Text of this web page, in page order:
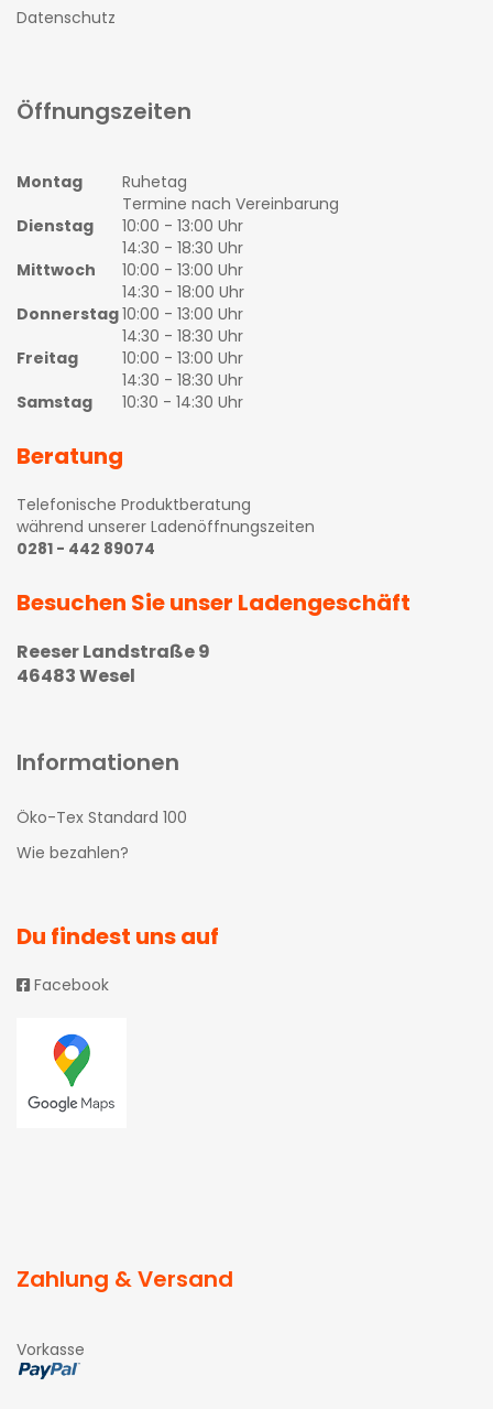
Datenschutz
Öffnungszeiten
Montag
Ruhetag
Termine nach Vereinbarung
Dienstag
10:00 - 13:00 Uhr
14:30 - 18:30 Uhr
Mittwoch
10:00 - 13:00 Uhr
14:30 - 18:00 Uhr
Donnerstag10:00 - 13:00 Uhr
14:30 - 18:30 Uhr
Freitag
10:00 - 13:00 Uhr
14:30 - 18:30 Uhr
Samstag
10:30 - 14:30 Uhr
Beratung
Telefonische Produktberatung
während unserer Ladenöffnungszeiten
0281 - 442 89074
Besuchen Sie unser Ladengeschäft
Reeser Landstraße 9
46483 Wesel
Informationen
Öko-Tex Standard 100
Wie bezahlen?
Du findest uns auf
Facebook
Zahlung & Versand
Vorkasse